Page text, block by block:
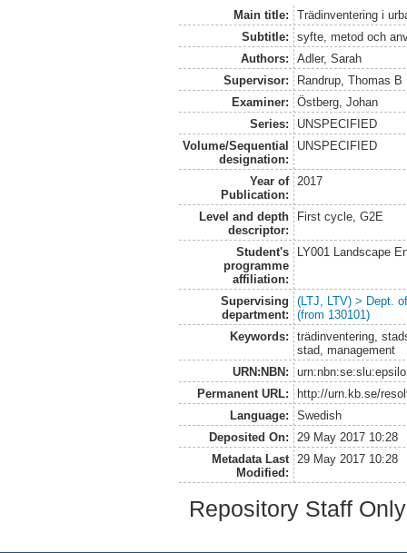
Main title:
Trädinventering i
Subtitle:
syfte, metod och
Authors:
Adler, Sarah
Supervisor:
Randrup, Thomas B
Examiner:
Östberg, Johan
Series:
UNSPECIFIED
Volume/Sequential
designation:
UNSPECIFIED
Year of
Publication:
2017
Level and depth
descriptor:
First cycle, G2E
Student's
programme
affiliation:
LY001 Landscape
Supervising
department:
(LTJ, LTV) > Dept.
(from 130101)
Keywords:
trädinventering,
stad, management
URN:NBN:
Permanent URL:
http://urn.kb.se/
Language:
Swedish
Deposited On:
29 May 2017 10:28
Metadata Last
Modified:
29 May 2017 10:28
Repository Staff